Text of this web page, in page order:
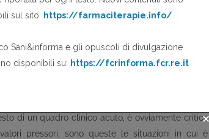
abbassamento dei valori pressori;
edema della papilla all'esame del fondo
dell'ipertensione (ad esempio, infarto miocardico
ipertensiva, ...), o nel corso di una
di un quadro clinico acuto, è ovviamente critico
pressori; sono queste le situazioni in cui è